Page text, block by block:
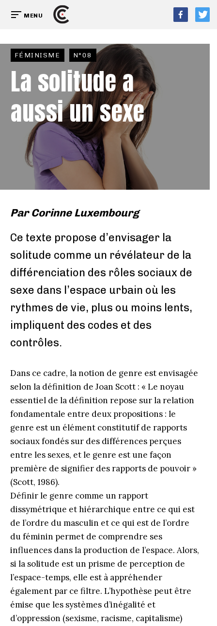
MENU
FÉMINISME N°08
La solitude a
aussi un sexe
ParCorinne Luxembourg
Ce texte propose d’envisager la
solitude comme un révélateur de la
différenciation des rôles sociaux de
sexe dans l’espace urbain où les
rythmes de vie, plus ou moins lents,
impliquent des codes et des
contrôles.
Dans ce cadre, la notion de genre est envisagée
selon la définition de Joan Scott : « Le noyau
essentiel de la définition repose sur la relation
fondamentale entre deux propositions : le
genre est un élément constitutif de rapports
sociaux fondés sur des différences perçues
entre les sexes, et le genre est une façon
première de signifier des rapports de pouvoir »
(Scott, 1986).
Définir le genre comme un rapport
dissymétrique et hiérarchique entre ce qui est
de l’ordre du masculin et ce qui est de l’ordre
du féminin permet de comprendre ses
influences dans la production de l’espace. Alors,
si la solitude est un prisme de perception de
l’espace-temps, elle est à appréhender
également par ce filtre. L’hypothèse peut être
émise que les systèmes d’inégalité et
d’oppression (sexisme, racisme, capitalisme)